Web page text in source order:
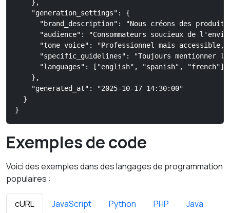
    },
    "generation_settings": {
"brand_description": "Nous créons des
"audience": "Consommateurs soucieux de
"tone_voice": "Professionnel mais
"specific_guidelines": "Toujours mentionner
      "languages": ["english", "spanish", "french"]
    },
    "generated_at": "2025-10-17 14:30:00"
  }
}
Exemples de code
Voici des exemples dans des langages de programmation
populaires :
cURL JavaScript Python PHP
Java